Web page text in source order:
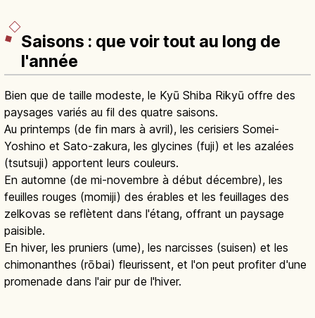
Saisons : que voir tout au long de
l'année
Bien que de taille modeste, le Kyū Shiba Rikyū offre des
paysages variés au fil des quatre saisons.
Au printemps (de fin mars à avril), les cerisiers Somei-
Yoshino et Sato-zakura, les glycines (fuji) et les azalées
(tsutsuji) apportent leurs couleurs.
En automne (de mi-novembre à début décembre), les
feuilles rouges (momiji) des érables et les feuillages des
zelkovas se reflètent dans l'étang, offrant un paysage
paisible.
En hiver, les pruniers (ume), les narcisses (suisen) et les
chimonanthes (rōbai) fleurissent, et l'on peut profiter d'une
promenade dans l'air pur de l'hiver.